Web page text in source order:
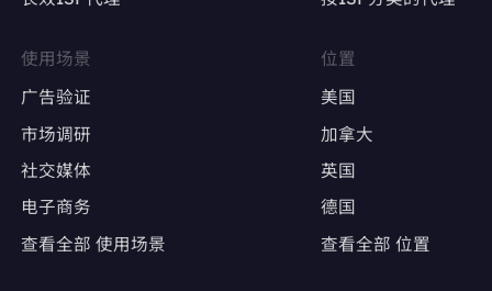
Google Ads、Facebook Ads等广告平台的多
账户操作
确保每个广告账户使用固定IP，避免因IP变动触
发审核
广告效果测试
精准定位特定地区，测试广告投放效果
使用场景
广告验证
市场调研
社交媒体
电子商务
查看全部 使用场景
位置
美国
加拿大
英国
德国
查看全部 位置